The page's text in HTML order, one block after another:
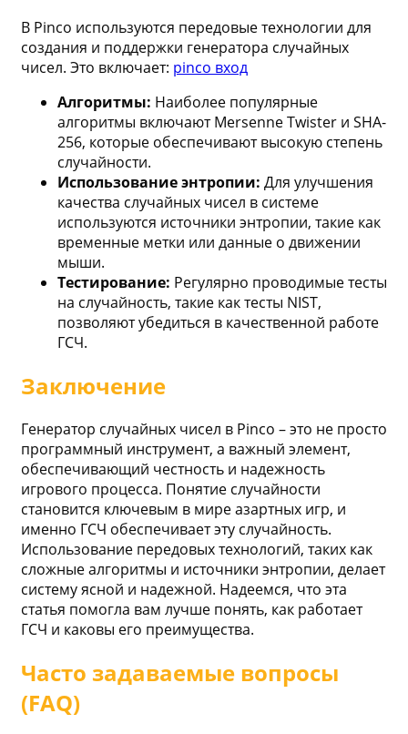
В Pinco используются передовые технологии для
создания и поддержки генератора случайных
чисел. Это включает: pinco вход
Алгоритмы: Наиболее популярные
алгоритмы включают Mersenne Twister и SHA-
256, которые обеспечивают высокую степень
случайности.
Использование энтропии: Для улучшения
качества случайных чисел в системе
используются источники энтропии, такие как
временные метки или данные о движении
мыши.
Тестирование: Регулярно проводимые тесты
на случайность, такие как тесты NIST,
позволяют убедиться в качественной работе
ГСЧ.
Заключение
Генератор случайных чисел в Pinco – это не просто
программный инструмент, а важный элемент,
обеспечивающий честность и надежность
игрового процесса. Понятие случайности
становится ключевым в мире азартных игр, и
именно ГСЧ обеспечивает эту случайность.
Использование передовых технологий, таких как
сложные алгоритмы и источники энтропии, делает
систему ясной и надежной. Надеемся, что эта
статья помогла вам лучше понять, как работает
ГСЧ и каковы его преимущества.
Часто задаваемые вопросы
(FAQ)